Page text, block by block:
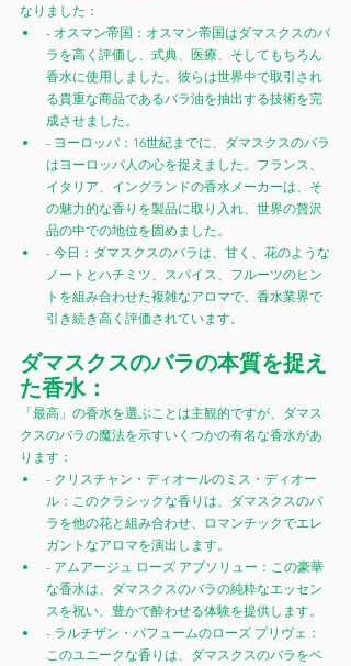
なりました：
- オスマン帝国：オスマン帝国はダマスクスのバ
ラを高く評価し、式典、医療、そしてもちろん
香水に使用しました。彼らは世界中で取引され
る貴重な商品であるバラ油を抽出する技術を完
成させました。
- ヨーロッパ：16世紀までに、ダマスクスのバラ
はヨーロッパ人の心を捉えました。フランス、
イタリア、イングランドの香水メーカーは、そ
の魅力的な香りを製品に取り入れ、世界の贅沢
品の中での地位を固めました。
- 今日：ダマスクスのバラは、甘く、花のような
ノートとハチミツ、スパイス、フルーツのヒン
トを組み合わせた複雑なアロマで、香水業界で
引き続き高く評価されています。
ダマスクスのバラの本質を捉え
た香水：
「最高」の香水を選ぶことは主観的ですが、ダマス
クスのバラの魔法を示すいくつかの有名な香水があ
ります：
- クリスチャン・ディオールのミス・ディオー
ル：このクラシックな香りは、ダマスクスのバ
ラを他の花と組み合わせ、ロマンチックでエレ
ガントなアロマを演出します。
- アムアージュ ローズ アブソリュー：この豪華
な香水は、ダマスクスのバラの純粋なエッセン
スを祝い、豊かで酔わせる体験を提供します。
- ラルチザン・パフュームのローズ プリヴェ：
このユニークな香りは、ダマスクスのバラをベ